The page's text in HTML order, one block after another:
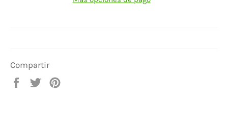
Compartir
Compartir
Tuitear